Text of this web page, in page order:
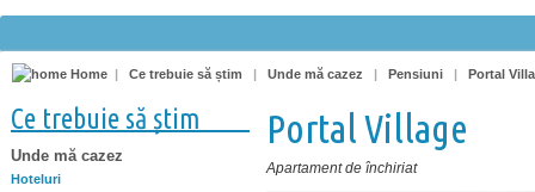
Home | Ce trebuie să știm | Unde mă cazez | Pensiuni | Portal
Ce trebuie să știm
Unde mă cazez
Hoteluri
Portal Village
Apartament de închiriat